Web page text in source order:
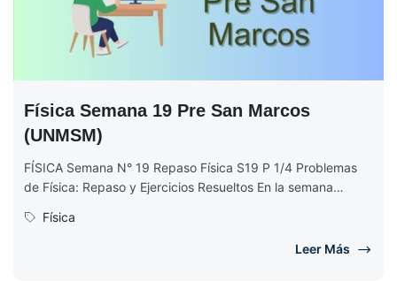
Física Semana 19 Pre San Marcos
(UNMSM)
FÍSICA Semana N° 19 Repaso Física S19 P 1/4 Problemas
de Física: Repaso y Ejercicios Resueltos En la semana
Física
Leer Más